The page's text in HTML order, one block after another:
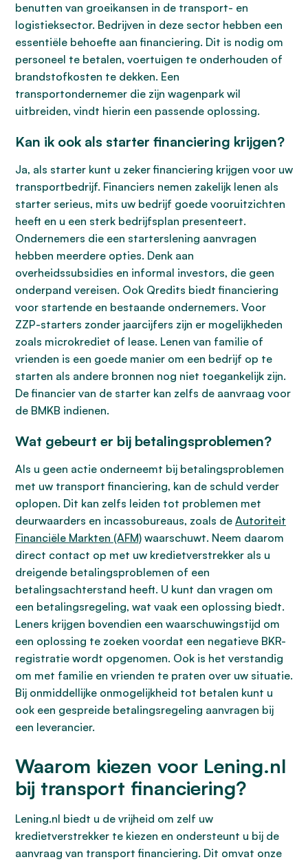
benutten van groeikansen in de transport- en
logistieksector. Bedrijven in deze sector hebben een
essentiële behoefte aan financiering. Dit is nodig om
personeel te betalen, voertuigen te onderhouden of
brandstofkosten te dekken. Een
transportondernemer die zijn wagenpark wil
uitbreiden, vindt hierin een passende oplossing.
Kan ik ook als starter financiering krijgen?
Ja, als starter kunt u zeker financiering krijgen voor uw
transportbedrijf. Financiers nemen zakelijk lenen als
starter serieus, mits uw bedrijf goede vooruitzichten
heeft en u een sterk bedrijfsplan presenteert.
Ondernemers die een starterslening aanvragen
hebben meerdere opties. Denk aan
overheidssubsidies en informal investors, die geen
onderpand vereisen. Ook Qredits biedt financiering
voor startende en bestaande ondernemers. Voor
ZZP-starters zonder jaarcijfers zijn er mogelijkheden
zoals microkrediet of lease. Lenen van familie of
vrienden is een goede manier om een bedrijf op te
starten als andere bronnen nog niet toegankelijk zijn.
De financier van de starter kan zelfs de aanvraag voor
de BMKB indienen.
Wat gebeurt er bij betalingsproblemen?
Als u geen actie onderneemt bij betalingsproblemen
met uw transport financiering, kan de schuld verder
oplopen. Dit kan zelfs leiden tot problemen met
deurwaarders en incassobureaus, zoals de Autoriteit
Financiële Markten (AFM) waarschuwt. Neem daarom
direct contact op met uw kredietverstrekker als u
dreigende betalingsproblemen of een
betalingsachterstand heeft. U kunt dan vragen om
een betalingsregeling, wat vaak een oplossing biedt.
Leners krijgen bovendien een waarschuwingstijd om
een oplossing te zoeken voordat een negatieve BKR-
registratie wordt opgenomen. Ook is het verstandig
om met familie en vrienden te praten over uw situatie.
Bij onmiddellijke onmogelijkheid tot betalen kunt u
ook een gespreide betalingsregeling aanvragen bij
een leverancier.
Waarom kiezen voor Lening.nl
bij transport financiering?
Lening.nl biedt u de vrijheid om zelf uw
kredietverstrekker te kiezen en ondersteunt u bij de
aanvraag van transport financiering. Dit omvat onze